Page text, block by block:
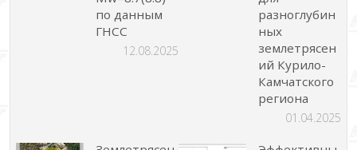
по данным
ГНСС
12.08.2025
разноглубин
ных
землетрясен
ий Курило-
Камчатского
региона
01.04.2025